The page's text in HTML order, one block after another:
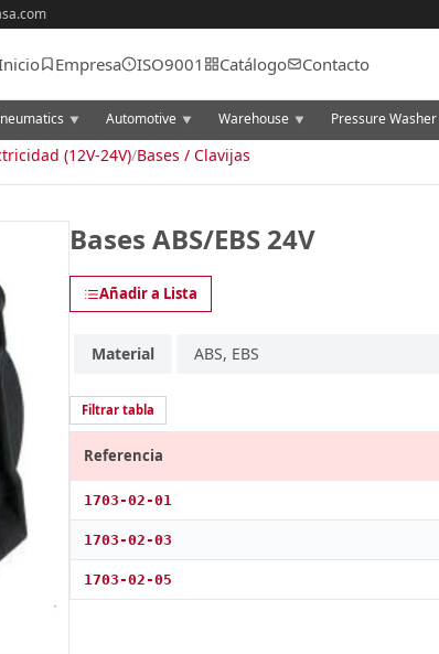
Empresa ISO9001 Catálogo Contacto
▼ Automotive ▼ Warehouse ▼ Pressure Washer
(12V-24V)/Bases / Clavijas
Bases ABS/EBS 24V
Añadir a Lista
Material ABS, EBS
Filtrar tabla
Referencia
1703-02-01
1703-02-03
1703-02-05